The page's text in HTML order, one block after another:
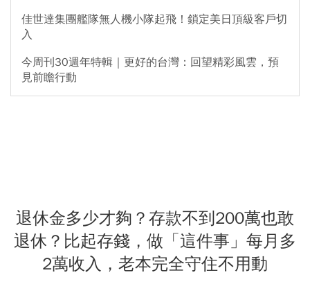
佳世達集團艦隊無人機小隊起飛！鎖定美日頂級客戶切
入
今周刊30週年特輯｜更好的台灣：回望精彩風雲，預
見前瞻行動
退休金多少才夠？存款不到200萬也敢
退休？比起存錢，做「這件事」每月多
2萬收入，老本完全守住不用動